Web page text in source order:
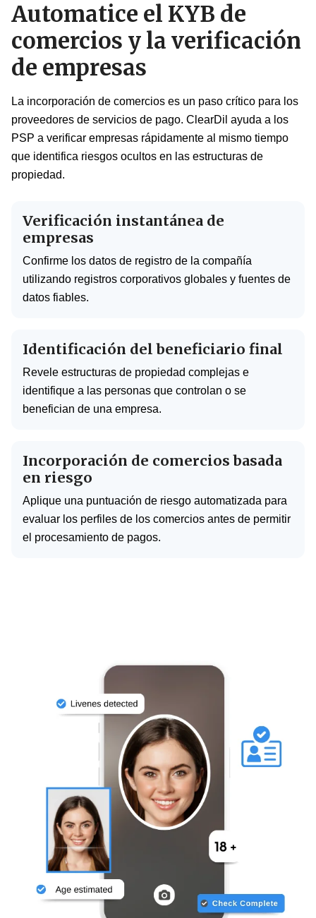
Automatice el KYB de
comercios y la verificación
de empresas
La incorporación de comercios es un paso crítico para los
proveedores de servicios de pago. ClearDil ayuda a los
PSP a verificar empresas rápidamente al mismo tiempo
que identifica riesgos ocultos en las estructuras de
propiedad.
Verificación instantánea de
empresas
Confirme los datos de registro de la compañía
utilizando registros corporativos globales y fuentes de
datos fiables.
Identificación del beneficiario final
Revele estructuras de propiedad complejas e
identifique a las personas que controlan o se
benefician de una empresa.
Incorporación de comercios basada
en riesgo
Aplique una puntuación de riesgo automatizada para
evaluar los perfiles de los comercios antes de permitir
el procesamiento de pagos.